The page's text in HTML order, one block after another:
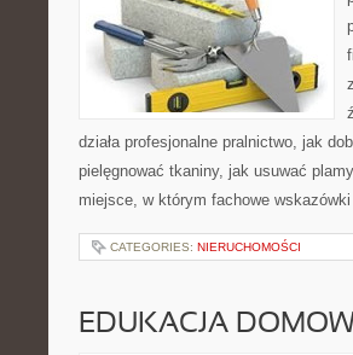
działa profesjonalne pralnictwo, jak
pielęgnować tkaniny, jak usuwać
miejsce, w którym fachowe
CATEGORIES: NIERUCHOMOŚCI
EDUKACJA